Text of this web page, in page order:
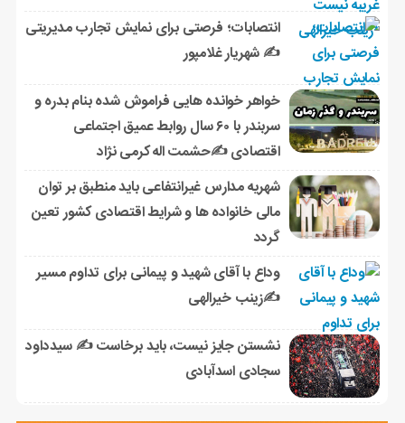
انتصابات؛ فرصتی برای نمایش تجارب مدیریتی
✍ شهریار غلامپور
خواهر خوانده هایی فراموش شده بنام بدره و
سربندر با ۶۰ سال روابط عمیق اجتماعی
اقتصادی ✍حشمت اله کرمی نژاد
شهریه مدارس غیرانتفاعی باید منطبق بر توان
مالی خانواده ها و شرایط اقتصادی کشور تعین
گردد
وداع با آقای شهید و پیمانی برای تداوم مسیر
✍زینب خیرالهی
نشستن جایز نیست، باید برخاست ✍️ سیدداود
سجادی اسدآبادی